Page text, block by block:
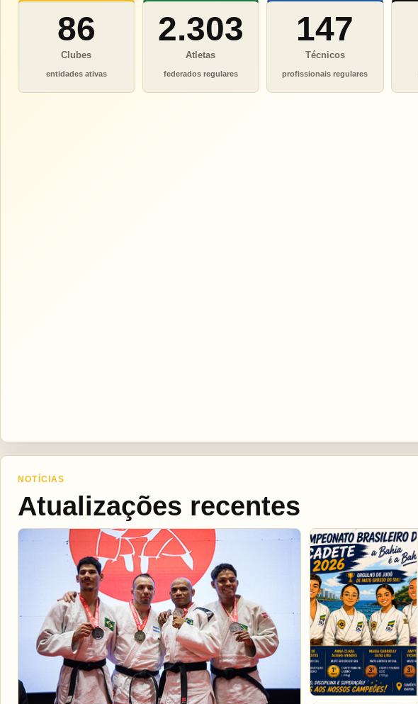
86
Clubes
entidades ativas
2.303
Atletas
federados regulares
147
Técnicos
profissionais regulares
NOTÍCIAS
Atualizações recentes